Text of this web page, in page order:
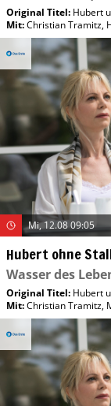
Original Titel: Hubert
Mit:Christian Tramitz,
Mi, 12.08 09:05
Hubert ohne
Wasser des
Original Titel: Hubert
Mit:Christian Tramitz,